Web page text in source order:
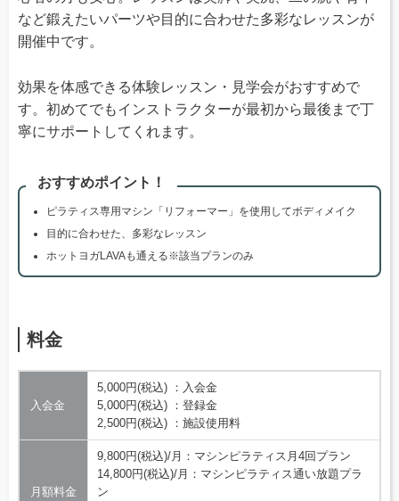
など鍛えたいパーツや目的に合わせた多彩なレッスンが
開催中です。
効果を体感できる体験レッスン・見学会がおすすめで
す。初めてでもインストラクターが最初から最後まで丁
寧にサポートしてくれます。
おすすめポイント！
ピラティス専用マシン「リフォーマー」を使用してボディメイク
目的に合わせた、多彩なレッスン
ホットヨガLAVAも通える※該当プランのみ
料金
入会金
5,000円(税込) ：入会金
5,000円(税込) ：登録金
2,500円(税込) ：施設使用料
月額料金
9,800円(税込)/月：マシンピラティス月4回プラン
14,800円(税込)/月：マシンピラティス通い放題プラ
ン